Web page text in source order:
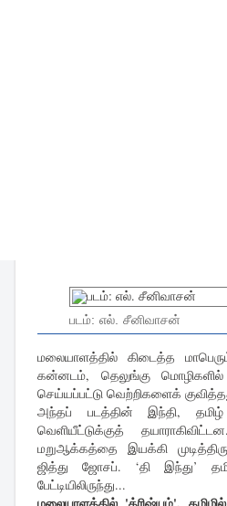
படம்: எல். சீனிவாசன்
மலையாளத்தில் கிடைத்த
கன்னடம், தெலுங்கு
செய்யப்பட்டு வெற்றிகளைக்
அந்தப் படத்தின் இந்தி, தமிழ்
வெளியீட்டுக்குத்
மறுஆக்கத்தை இயக்கி
ஜித்து ஜோசப். ‘தி இந்து’
பேட்டியிலிருந்து...